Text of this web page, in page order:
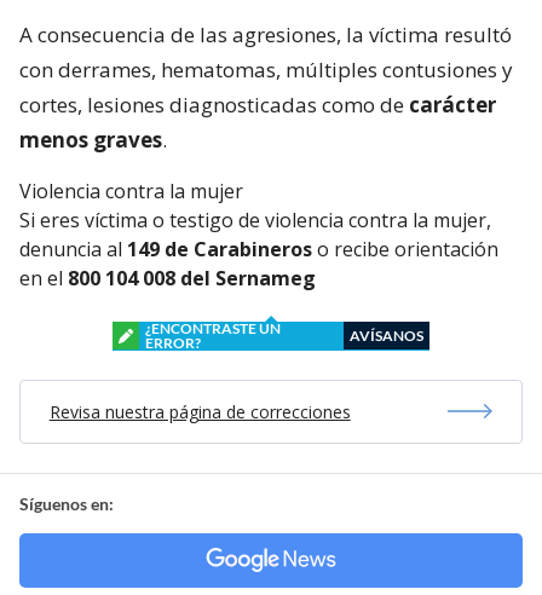
A consecuencia de las agresiones, la víctima resultó
con derrames, hematomas, múltiples contusiones y
cortes, lesiones diagnosticadas como de carácter
menos graves.
Violencia contra la mujer
Si eres víctima o testigo de violencia contra la mujer,
denuncia al 149 de Carabineroso recibe orientación
en el 800 104 008 del Sernameg
¿ENCONTRASTE UN
ERROR?
AVÍSANOS
Revisa nuestra página de correcciones
Síguenos en: